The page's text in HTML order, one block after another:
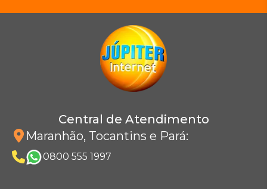
Central de Atendimento
Maranhão, Tocantins e Pará:
0800 555 1997